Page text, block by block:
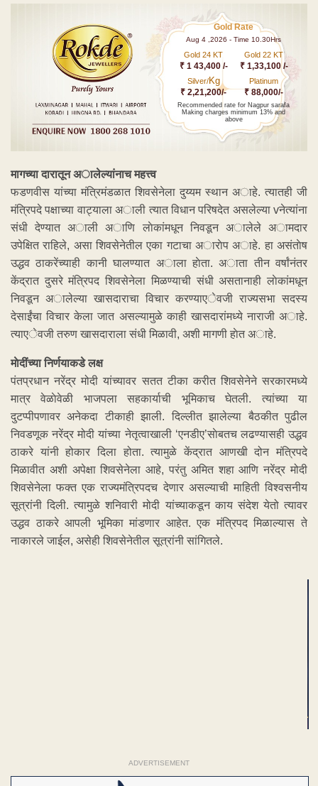
Gold Rate
Aug 4 ,2026 - Time 10.30Hrs
Gold 24 KT
₹ 1 43,400 /-
Gold 22 KT
₹ 1,33,100 /-
Silver/Kg
₹ 2,21,200/-
Platinum
₹ 88,000/-
Recommended rate for Nagpur sarafa
Making charges minimum 13% and
above
मागच्या दारातून अालेल्यांनाच महत्त्व
फडणवीस यांच्या मंत्रिमंडळात शिवसेनेला दुय्यम स्थान अाहे. त्यातही जी
मंत्रिपदे पक्षाच्या वाट्याला अाली त्यात विधान परिषदेत असलेल्या vनेत्यांना
संधी देण्यात अाली अाणि लाेकांमधून निवडून अालेले अामदार
उपेक्षित राहिले, असा शिवसेनेतील एका गटाचा अाराेप अाहे. हा असंताेष
उद्धव ठाकरेंच्याही कानी घालण्यात अाला हाेता. अाता तीन वर्षांनंतर
केंद्रात दुसरे मंत्रिपद शिवसेनेला मिळण्याची संधी असतानाही लाेकांमधून
निवडून अालेल्या खासदाराचा विचार करण्याएेवजी राज्यसभा सदस्य
देसाईंचा विचार केला जात असल्यामुळे काही खासदारांमध्ये नाराजी अाहे.
त्याएेवजी तरुण खासदाराला संधी मिळावी, अशी मागणी हाेत अाहे.
माेदींच्या निर्णयाकडे लक्ष
पंतप्रधान नरेंद्र मोदी यांच्यावर सतत टीका करीत शिवसेनेने सरकारमध्ये
मात्र वेळाेवेळी भाजपला सहकार्याची भूमिकाच घेतली. त्यांच्या या
दुटप्पीपणावर अनेकदा टीकाही झाली. दिल्लीत झालेल्या बैठकीत पुढील
निवडणूक नरेंद्र मोदी यांच्या नेतृत्वाखाली ‘एनडीए’साेबतच लढण्यासही उद्धव
ठाकरे यांनी होकार दिला होता. त्यामुळे केंद्रात आणखी दोन मंत्रिपदे
मिळावीत अशी अपेक्षा शिवसेनेला आहे, परंतु अमित शहा आणि नरेंद्र मोदी
शिवसेनेला फक्त एक राज्यमंत्रिपदच देणार असल्याची माहिती विश्वसनीय
सूत्रांनी दिली. त्यामुळे शनिवारी मोदी यांच्याकडून काय संदेश येतो त्यावर
उद्धव ठाकरे आपली भूमिका मांडणार आहेत. एक मंत्रिपद मिळाल्यास ते
नाकारले जाईल, असेही शिवसेनेतील सूत्रांनी सांगितले.
ADVERTISEMENT